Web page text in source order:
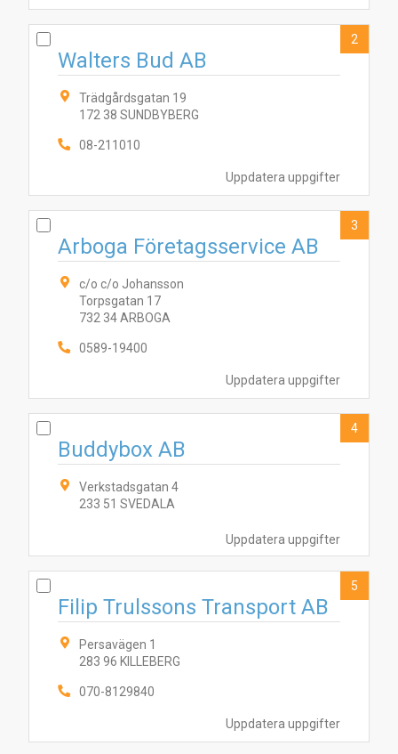
Uppdatera uppgifter
Walters Bud AB
Trädgårdsgatan 19
172 38 SUNDBYBERG
08-211010
2
Uppdatera uppgifter
Arboga Företagsservice AB
c/o c/o Johansson
Torpsgatan 17
732 34 ARBOGA
0589-19400
3
Uppdatera uppgifter
Buddybox AB
Verkstadsgatan 4
233 51 SVEDALA
4
Uppdatera uppgifter
Filip Trulssons Transport AB
Persavägen 1
283 96 KILLEBERG
070-8129840
5
12
3
4
57